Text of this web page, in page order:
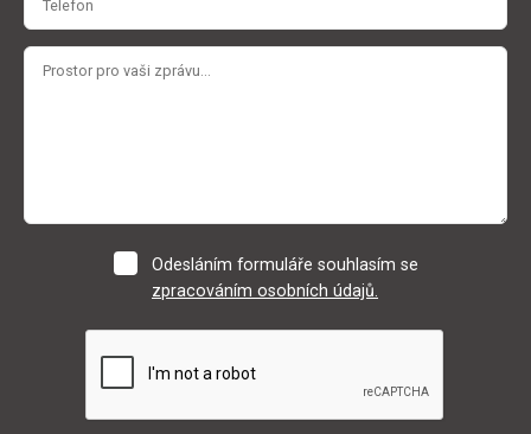
Odesláním formuláře souhlasím se
zpracováním osobních údajů.